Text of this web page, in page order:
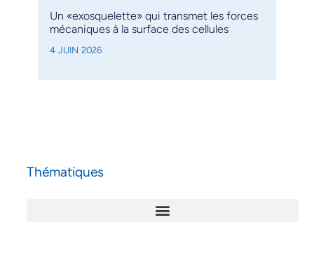
Un «exosquelette» qui transmet les forces
mécaniques à la surface des cellules
4 JUIN 2026
Thématiques